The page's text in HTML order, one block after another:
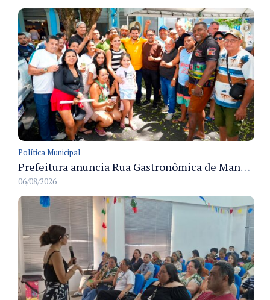
Política Municipal
Prefeitura anuncia Rua Gastronômica de Manaus e garante alternativas para 54 ambulantes cadastrados
06/08/2026